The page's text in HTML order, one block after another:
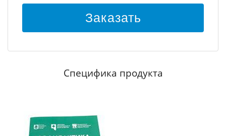
Заказать
Специфика продукта